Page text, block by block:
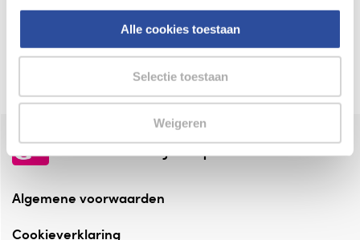
Alle cookies toestaan
Selectie toestaan
Weigeren
Altijd onze folder bij de hand
Check onze folders ⁠bij AlleFolders.
de vriendelijke specialist
Algemene voorwaarden
Cookieverklaring